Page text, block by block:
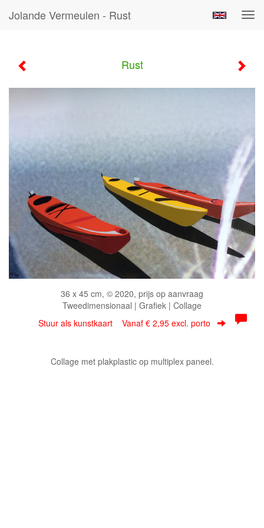
Jolande Vermeulen - Rust
Rust
36 x 45 cm, © 2020, prijs op aanvraag
Tweedimensionaal | Grafiek | Collage
Stuur als kunstkaart Vanaf € 2,95 excl. porto
Collage met plakplastic op multiplex paneel.